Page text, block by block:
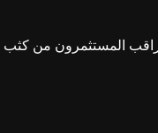
المستثمرون من كثب